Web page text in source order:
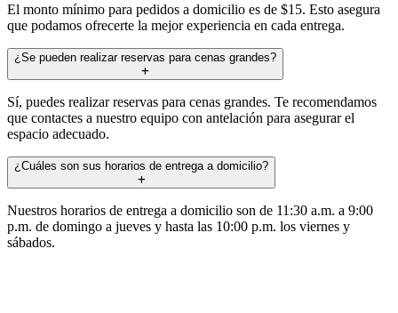
El monto mínimo para pedidos a domicilio es de $15. Esto asegura
que podamos ofrecerte la mejor experiencia en cada entrega.
¿Se pueden realizar reservas para cenas grandes?
Sí, puedes realizar reservas para cenas grandes. Te recomendamos
que contactes a nuestro equipo con antelación para asegurar el
espacio adecuado.
¿Cuáles son sus horarios de entrega a domicilio?
Nuestros horarios de entrega a domicilio son de 11:30 a.m. a 9:00
p.m. de domingo a jueves y hasta las 10:00 p.m. los viernes y
sábados.